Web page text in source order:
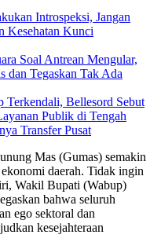
Introspeksi, Jangan
Kesehatan Kunci
Soal Antrean Mengular,
dan Tegaskan Tak Ada
Bellesord Sebut
Publik di Tengah
Transfer Pusat
Mas (Gumas) semakin
daerah. Tidak ingin
Wakil Bupati (Wabup)
bahwa seluruh
ego sektoral dan
kesejahteraan